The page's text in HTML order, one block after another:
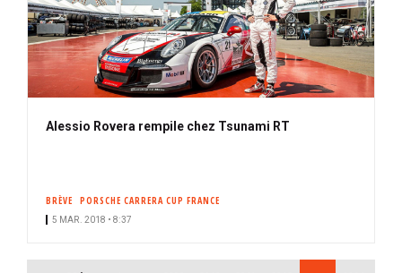
Alessio Rovera rempile chez Tsunami RT
BRÈVE PORSCHE CARRERA CUP FRANCE
5 MAR. 2018 • 8:37